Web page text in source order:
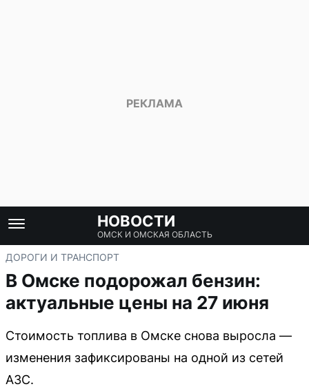
НОВОСТИ
ОМСК И ОМСКАЯ ОБЛАСТЬ
ДОРОГИ И ТРАНСПОРТ
В Омске подорожал бензин:
актуальные цены на 27 июня
Стоимость топлива в Омске снова выросла —
изменения зафиксированы на одной из сетей
АЗС.